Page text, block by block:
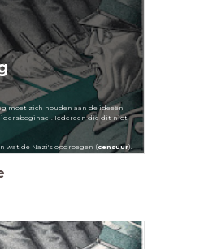
moet zich houden aan de ideeën
Iedereen die dit niet
wat de Nazi's opdroegen (censuur).